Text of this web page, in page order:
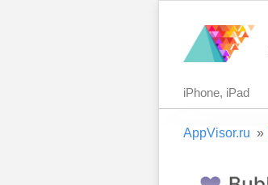
iPhone, iPad
AppVisor.ru »